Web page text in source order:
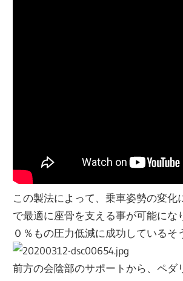
この製法によって、乗車姿勢の変化
で最適に座骨を支える事が可能にな
０％もの圧力低減に成功しているそ
前方の会陰部のサポートから、ペダ